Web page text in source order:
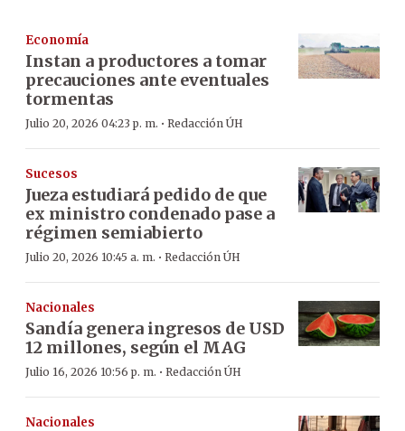
Economía
Instan a productores a tomar
precauciones ante eventuales
tormentas
Julio 20, 2026 04:23 p. m. · Redacción ÚH
Sucesos
Jueza estudiará pedido de que
ex ministro condenado pase a
régimen semiabierto
Julio 20, 2026 10:45 a. m. · Redacción ÚH
Nacionales
Sandía genera ingresos de USD
12 millones, según el MAG
Julio 16, 2026 10:56 p. m. · Redacción ÚH
Nacionales